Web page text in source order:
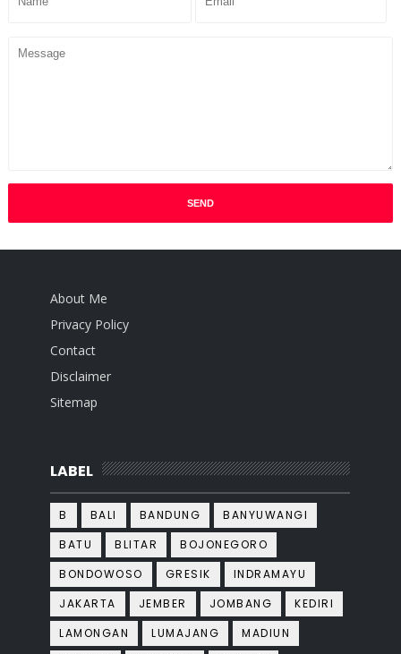
About Me
Privacy Policy
Contact
Disclaimer
Sitemap
LABEL
B BALI BANDUNG
BANYUWANGI
BATU
BLITAR
BOJONEGORO
BONDOWOSO
GRESIK
INDRAMAYU
JAKARTA
JEMBER JOMBANG
KEDIRI
LAMONGAN
LUMAJANG
MADIUN